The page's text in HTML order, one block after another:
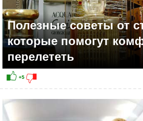
Полезные советы от
которые помогут
перелететь